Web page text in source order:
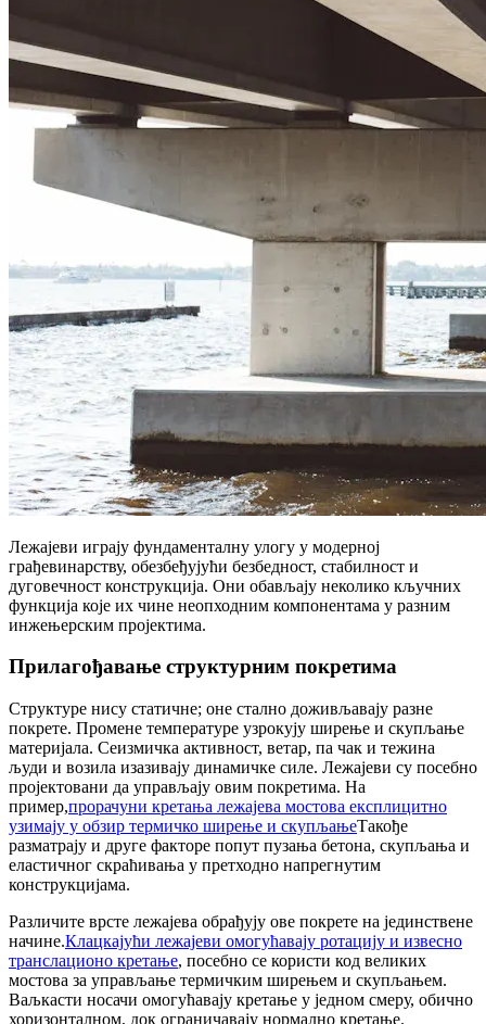
Лежајеви играју фундаменталну улогу у модерној
грађевинарству, обезбеђујући безбедност, стабилност и
дуговечност конструкција. Они обављају неколико кључних
функција које их чине неопходним компонентама у разним
инжењерским пројектима.
Прилагођавање структурним покретима
Структуре нису статичне; оне стално доживљавају разне
покрете. Промене температуре узрокују ширење и скупљање
материјала. Сеизмичка активност, ветар, па чак и тежина
људи и возила изазивају динамичке силе. Лежајеви су посебно
пројектовани да управљају овим покретима. На
пример,прорачуни кретања лежајева мостова експлицитно
узимају у обзир термичко ширење и скупљањеТакође
разматрају и друге факторе попут пузања бетона, скупљања и
еластичног скраћивања у претходно напрегнутим
конструкцијама.
Различите врсте лежајева обрађују ове покрете на јединствене
начине.Клацкајући лежајеви омогућавају ротацију и извесно
транслационо кретање, посебно се користи код великих
мостова за управљање термичким ширењем и скупљањем.
Ваљкасти носачи омогућавају кретање у једном смеру, обично
хоризонталном, док ограничавају нормално кретање.